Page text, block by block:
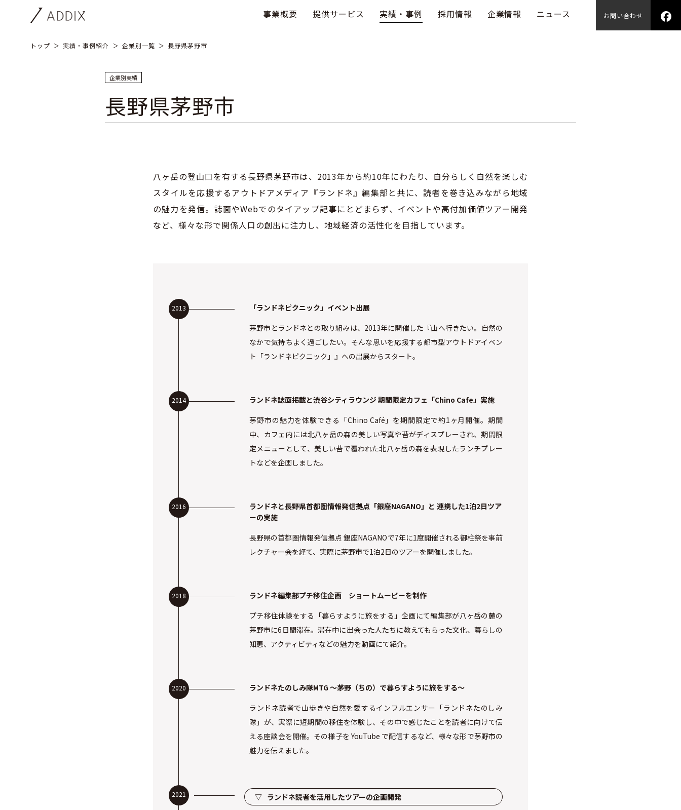
事業概要 提供サービス 実績・事例 採用情報 企業情報 ニュース お問い合わせ
トップ 実績・事例紹介 企業別一覧 長野県茅野市
企業別実績
長野県茅野市
八ヶ岳の登山口を有する長野県茅野市は、2013年から約10年にわたり、自分らしく自然を楽しむ
スタイルを応援するアウトドアメディア『ランドネ』編集部と共に、読者を巻き込みながら地域
の魅力を発信。誌面やWebでのタイアップ記事にとどまらず、イベントや高付加価値ツアー開発
など、様々な形で関係人口の創出に注力し、地域経済の活性化を目指しています。
2013
「ランドネピクニック」イベント出展
茅野市とランドネとの取り組みは、2013年に開催した『山へ行きたい。自然の
なかで気持ちよく過ごしたい。そんな思いを応援する都市型アウトドアイベン
ト「ランドネピクニック」』への出展からスタート。
2014
ランドネ誌面掲載と渋谷シティラウンジ 期間限定カフェ「Chino Cafe」実施
茅野市の魅力を体験できる「Chino Café」を期間限定で約1ヶ月開催。期間
中、カフェ内には北八ヶ岳の森の美しい写真や苔がディスプレーされ、期間限
定メニューとして、美しい苔で覆われた北八ヶ岳の森を表現したランチプレー
トなどを企画しました。
2016
ランドネと長野県首都圏情報発信拠点「銀座NAGANO」と 連携した1泊2日ツア
ーの実施
長野県の首都圏情報発信拠点 銀座NAGANOで7年に1度開催される御柱祭を事前
レクチャー会を経て、実際に茅野市で1泊2日のツアーを開催しました。
2018
ランドネ編集部プチ移住企画 ショートムービーを制作
プチ移住体験をする「暮らすように旅をする」企画にて編集部が八ヶ岳の麓の
茅野市に6日間滞在。滞在中に出会った人たちに教えてもらった文化、暮らしの
知恵、アクティビティなどの魅力を動画にて紹介。
2020
ランドネたのしみ隊MTG ～茅野（ちの）で暮らすように旅をする～
ランドネ読者で山歩きや自然を愛するインフルエンサー「ランドネたのしみ
隊」が、実際に短期間の移住を体験し、その中で感じたことを読者に向けて伝
える座談会を開催。その様子を YouTube で配信するなど、様々な形で茅野市の
魅力を伝えました。
2021 ▽ ランドネ読者を活用したツアーの企画開発